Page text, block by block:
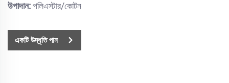
উপাদান:পলিএস্টার/কোটন
একটি উদ্ধৃতি পান